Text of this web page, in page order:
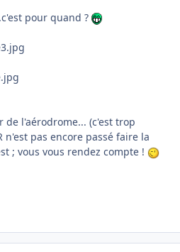
pour quand ?
de l'aérodrome... (c'est trop
n'est pas encore passé faire la
; vous vous rendez compte !